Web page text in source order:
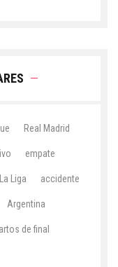
Real Madrid
empate
La Liga accidente
Argentina
de final